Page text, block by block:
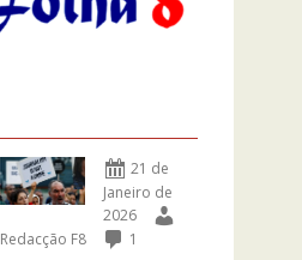
21 de
Janeiro de
2026
Redacção F8
1